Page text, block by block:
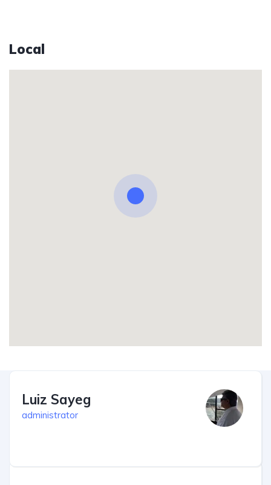
Local
Luiz Sayeg
administrator